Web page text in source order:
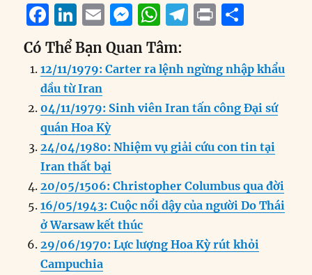
F
a
c
e
b
o
o
k
Li
n
k
e
d
I
n
E
m
ai
l
M
e
ss
e
n
er
W
h
at
s
A
p
T
e
g
r
m
P
n
t
a
re
Có Thể Bạn Quan Tâm:
12/11/1979: Carter ra lệnh ngừng nhập khẩu
dầu từ Iran
04/11/1979: Sinh viên Iran tấn công Đại sứ
quán Hoa Kỳ
24/04/1980: Nhiệm vụ giải cứu con tin tại
Iran thất bại
20/05/1506: Christopher Columbus qua đời
16/05/1943: Cuộc nổi dậy của người Do Thái
ở Warsaw kết thúc
29/06/1970: Lực lượng Hoa Kỳ rút khỏi
Campuchia